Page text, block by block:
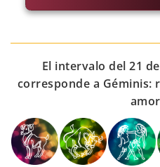
El intervalo del 21
corresponde a Géminis: